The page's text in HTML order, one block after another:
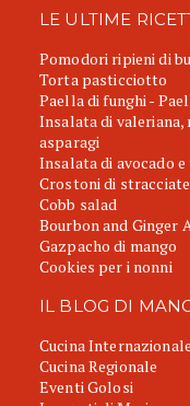
LE ULTIME
Pomodori ripieni di
Torta pasticciotto
Paella di funghi -
Insalata di
asparagi
Insalata di avocado
Crostoni di
Cobb salad
Bourbon and Ginger
Gazpacho di mango
Cookies per i nonni
IL BLOG DI
Cucina Internazionale
Cucina Regionale
Eventi Golosi